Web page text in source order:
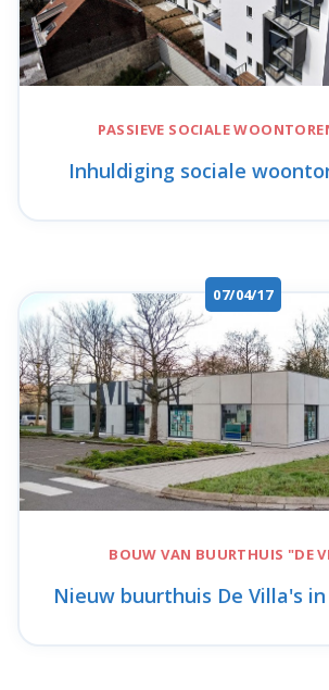
PASSIEVE SOCIALE
Inhuldiging sociale
07/04/17
BOUW VAN BUURTHUIS "DE
Nieuw buurthuis De Villa's